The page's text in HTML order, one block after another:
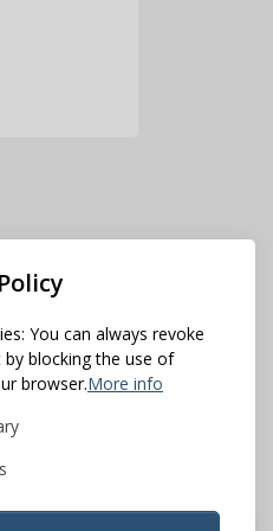
You can always revoke
blocking the use of
browser.More info